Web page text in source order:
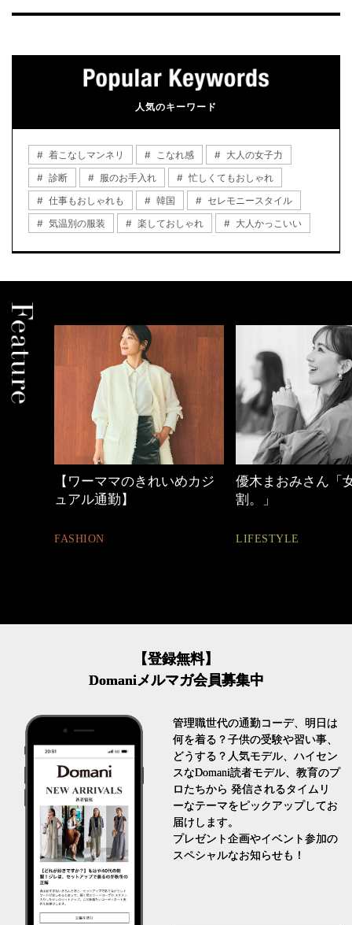
人気のキーワード
着こなしマンネリ こなれ感
大人の女子力
診断
服のお手入れ
忙しくてもおしゃれ
仕事もおしゃれも
韓国
セレモニースタイル
気温別の服装
楽しておしゃれ 大人かっこいい
【ワーママのきれいめカジ
ュアル通勤】
FASHION
優木まおみさん「
割。」
LIFESTYLE
【登録無料】
Domaniメルマガ会員募集中
管理職世代の通勤コーデ、明日は
何を着る？子供の受験や習い事、
どうする？人気モデル、ハイセン
スなDomani読者モデル、教育のプ
ロたちから 発信されるタイムリ
ーなテーマをピックアップしてお
届けします。
プレゼント企画やイベント参加の
スペシャルなお知らせも！